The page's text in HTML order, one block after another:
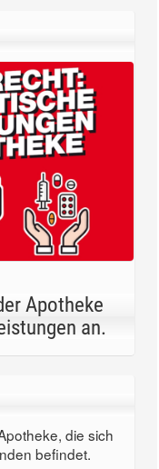
Apotheke
an.
die sich
befindet.